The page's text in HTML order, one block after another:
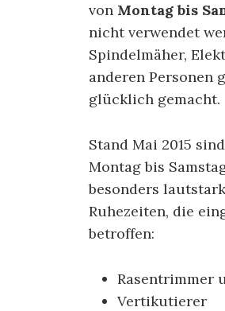
von Montag bis
nicht verwendet
Spindelmäher,
anderen Personen
glücklich gemacht.
Stand Mai 2015
Montag bis
besonders
Ruhezeiten, die
betroffen:
Rasentrimmer
Vertikutierer